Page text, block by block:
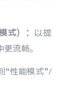
Z11x
式）： 以提
流畅。
“性能模式”/